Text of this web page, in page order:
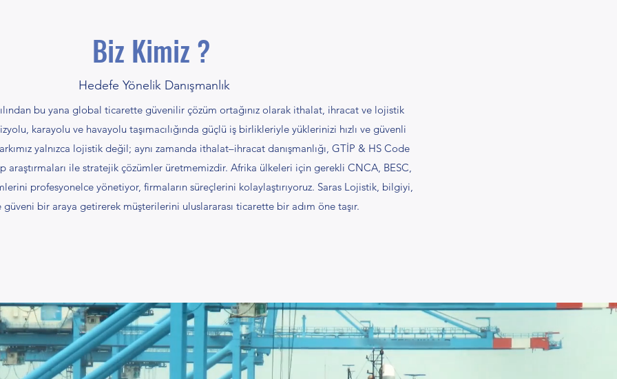
Biz Kimiz ?
Hedefe Yönelik Danışmanlık
bu yana global ticarette güvenilir çözüm ortağınız olarak ithalat, ihracat ve lojistik
karayolu ve havayolu taşımacılığında güçlü iş birlikleriyle yüklerinizi hızlı ve güvenli
yalnızca lojistik değil; aynı zamanda ithalat–ihracat danışmanlığı, GTİP & HS Code
araştırmaları ile stratejik çözümler üretmemizdir. Afrika ülkeleri için gerekli CNCA, BESC,
profesyonelce yönetiyor, firmaların süreçlerini kolaylaştırıyoruz. Saras Lojistik, bilgiyi,
bir araya getirerek müşterilerini uluslararası ticarette bir adım öne taşır.